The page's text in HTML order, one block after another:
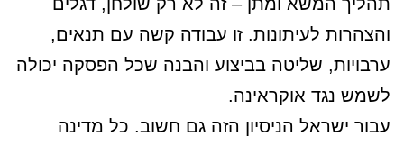
והצהרות לעיתונות. זו עבודה קשה עם תנאים,
ערבויות, שליטה בביצוע והבנה שכל הפסקה יכולה
לשמש נגד אוקראינה.
עבור ישראל הניסיון הזה גם חשוב. כל מדינה